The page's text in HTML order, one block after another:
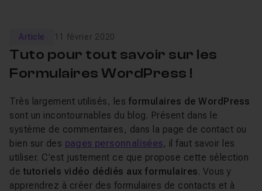
Article 11 février 2020
Tuto pour tout savoir sur les
Formulaires WordPress !
Très largement utilisés, les formulaires de WordPress
sont un incontournables du blog. Présent dans le
système de commentaires, dans la page de contact ou
bien sur des pages personnalisées, il faut savoir les
utiliser. C'est justement ce que propose cette sélection
de tutoriels vidéo dédiés aux formulaires. Vous y
apprendrez à créer des formulaires de contacts et à